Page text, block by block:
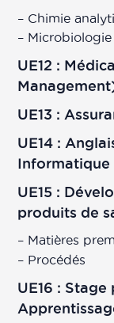
– Chimie
– Microbiologie
UE12 :
UE13 :
UE14 :
Informatique
UE15 :
produits de
– Matières
– Procédés
UE16 :